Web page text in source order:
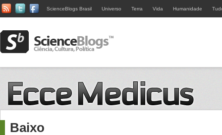
ScienceBlogs Brasil Universo Terra Vida Humanidade
Baixo